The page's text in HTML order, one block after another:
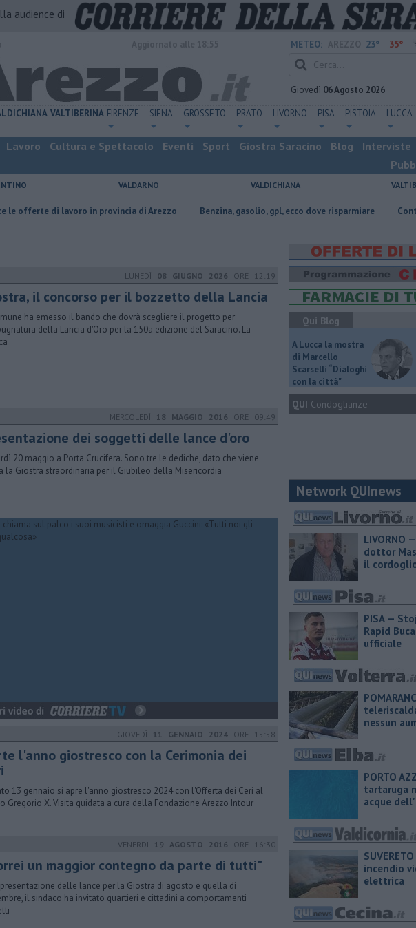
audience di
METEO: 23° 35°
Giovedì 06 Agosto 2026
VALTIBERINA FIRENZE SIENA GROSSETO PRATO LIVORNO PISA PISTOIA LUCCA
Lavoro Cultura e Spettacolo Eventi Sport Giostra Saracino Blog Interviste
VALDARNO VALDICHIANA
lavoro in provincia di Arezzo ​Benzina, gasolio, gpl, ecco dove risparmiare Contagiata da
LUNEDÌ 08 GIUGNO 2026 ORE 12:19
il concorso per il bozzetto della Lancia
ha emesso il bando che dovrà scegliere il progetto per
della Lancia d'Oro per la 150a edizione del Saracino. La
MERCOLEDÌ 18 MAGGIO 2016 ORE 09:49
dei soggetti delle lance d'oro
20 maggio a Porta Crucifera. Sono tre le dediche, dato che viene
la Giostra straordinaria per il Giubileo della Misericordia
GIOVEDÌ 11 GENNAIO 2024 ORE 15:58
l'anno giostresco con la Cerimonia dei
13 gennaio si apre l'anno giostresco 2024 con l'Offerta dei Ceri al
Gregorio X. Visita guidata a cura della Fondazione Arezzo Intour
VENERDÌ 19 AGOSTO 2016 ORE 16:30
un maggior contegno da parte di tutti"
delle lance per la Giostra di agosto e quella di
il sindaco ha invitato quartieri e cittadini a comportamenti
Qui Blog
A Lucca la mostra
di Marcello
Scarselli “Dialoghi
con la città"
QUI Condoglianze
Network QUInews
LIVORNO
dottor
il
PISA —
Rapid
ufficiale
nessun
PORTO
tartaruga
acque
incendio
elettrica